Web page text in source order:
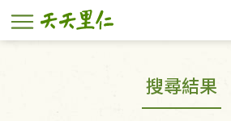
幸福節中獎名單
搜尋結果